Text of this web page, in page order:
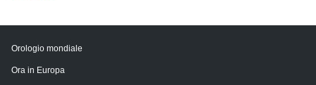
Orologio mondiale
Ora in Europa